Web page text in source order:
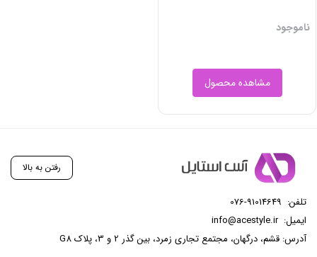
ناموجود
مشاهده محصول
رفتن به بالا
تلفن: 076-91014649
ایمیل:info@acestyle.ir
آدرس: قشم، درگهان، مجتمع تجاری زمرد، بین گذر 2 و 3، پلاک G8